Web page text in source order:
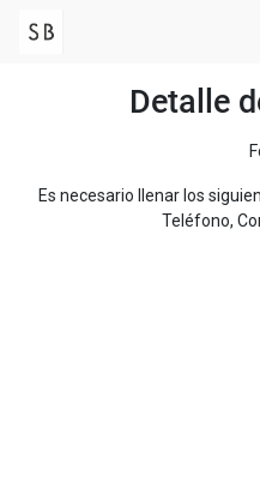
Detalle
Es necesario llenar los
Teléfono,